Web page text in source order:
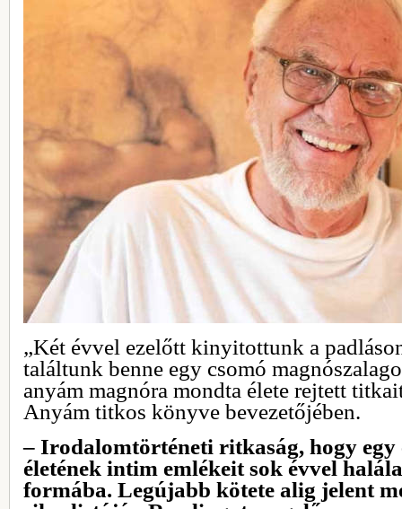
„Két évvel ezelőtt kinyitottunk a
találtunk benne egy csomó
anyám magnóra mondta élete rejtett
Anyám titkos könyve bevezetőjében.
– Irodalomtörténeti ritkaság, hogy egy
életének intim emlékeit sok évvel
formába. Legújabb kötete alig jelent